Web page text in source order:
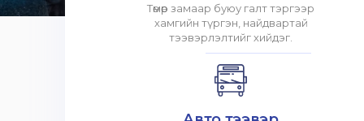
Төмөр замаар буюу галт тэргээр
хамгийн түргэн, найдвартай
тээвэрлэлтийг хийдэг.